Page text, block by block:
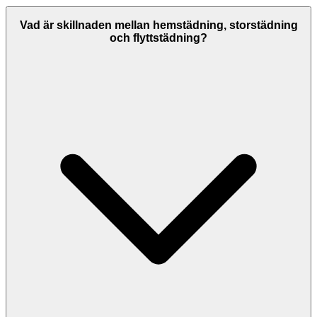
Det beror på dina behov och storlek på bostaden. Många väljer
veckovis eller varannan vecka för hemstädning. Med RUT-avdrag
(50% av arbetskostnaden) blir det mer prisvärt att anlita professionell
Vad är skillnaden mellan hemstädning, storstädning
och flyttstädning?